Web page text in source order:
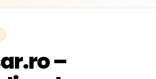
–